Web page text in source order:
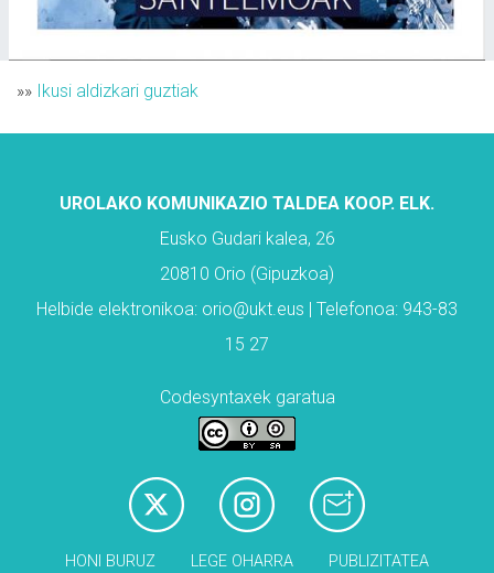
»» Ikusi aldizkari guztiak
UROLAKO KOMUNIKAZIO TALDEA KOOP. ELK.
Eusko Gudari kalea, 26
20810 Orio (Gipuzkoa)
Helbide elektronikoa: orio@ukt.eus | Telefonoa: 943-83
15 27
Codesyntaxek garatua
HONI BURUZ LEGE OHARRA PUBLIZITATEA